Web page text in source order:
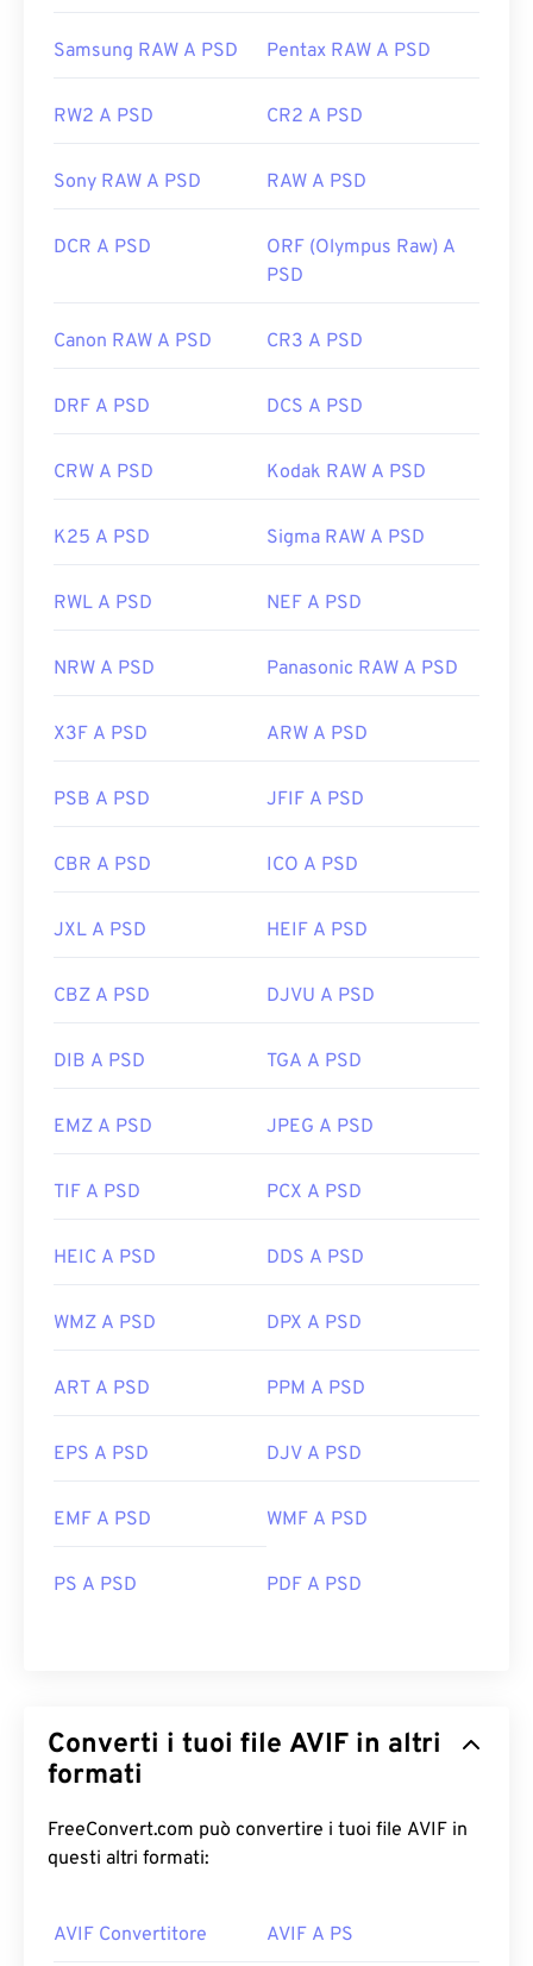
Sviluppato da:
Adobe Inc.
Link utili:
Samsung RAW A PSD Pentax RAW A PSD
RW2 A PSD CR2 A PSD
Sony RAW A PSD RAW A PSD
DCR A PSD
ORF (Olympus Raw) A
PSD
Canon RAW A PSD CR3 A PSD
DRF A PSD DCS A PSD
CRW A PSD Kodak RAW A PSD
K25 A PSD Sigma RAW A PSD
RWL A PSD NEF A PSD
NRW A PSD Panasonic RAW A PSD
X3F A PSD ARW A PSD
PSB A PSD JFIF A PSD
CBR A PSD ICO A PSD
JXL A PSD HEIF A PSD
CBZ A PSD DJVU A PSD
DIB A PSD TGA A PSD
EMZ A PSD JPEG A PSD
TIF A PSD PCX A PSD
HEIC A PSD DDS A PSD
WMZ A PSD DPX A PSD
ART A PSD PPM A PSD
EPS A PSD DJV A PSD
EMF A PSD WMF A PSD
PS A PSD PDF A PSD
Converti i tuoi file AVIF in altri
formati
FreeConvert.com può convertire i tuoi file AVIF in
questi altri formati:
AVIF Convertitore AVIF A PS